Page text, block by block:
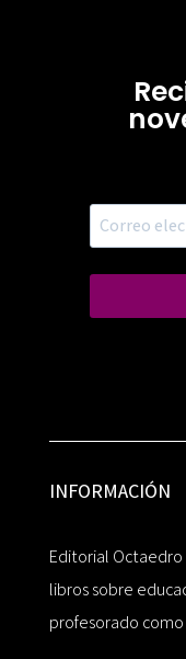
INFORMACIÓN
Editorial Octaedro
libros sobre
profesorado